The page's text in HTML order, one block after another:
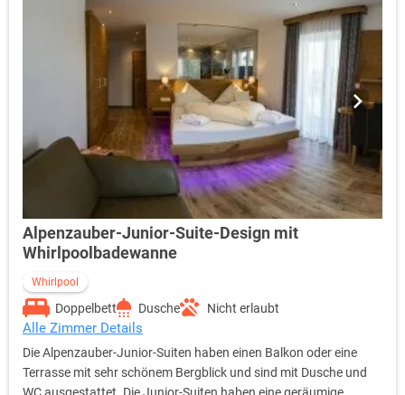
Farblichtbeleuchtung. Die Zimmer haben Teppichboden. Alle
Zimmerpreise sind inklusive Frühstücksbuffet, freier Nutzung
des Wellnessbereiches, freie Nutzung des neuen, exklusiven
Cabrio-Hallenbades, Hotelparkplatz & WLAN.
Alpenzauber-Junior-Suite-Design mit
Whirlpoolbadewanne
Whirlpool
Doppelbett Dusche Nicht erlaubt
Alle Zimmer Details
Die Alpenzauber-Junior-Suiten haben einen Balkon oder eine
Terrasse mit sehr schönem Bergblick und sind mit Dusche und
WC ausgestattet. Die Junior-Suiten haben eine geräumige